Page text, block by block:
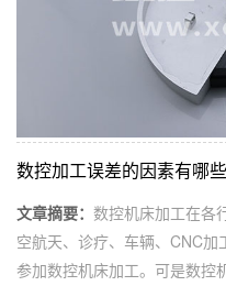
数控加工误差的因素有哪些
文章摘要： 数控机床加工在各
空航天、诊疗、车辆、CNC
参加数控机床加工。可是数控